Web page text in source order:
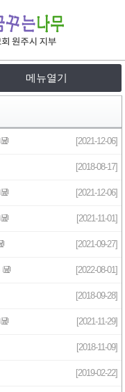
메뉴열기
[2021-12-06]
[2018-08-17]
[2021-12-06]
[2021-11-01]
[2021-09-27]
[2022-08-01]
[2018-09-28]
[2021-11-29]
[2018-11-09]
[2019-02-22]